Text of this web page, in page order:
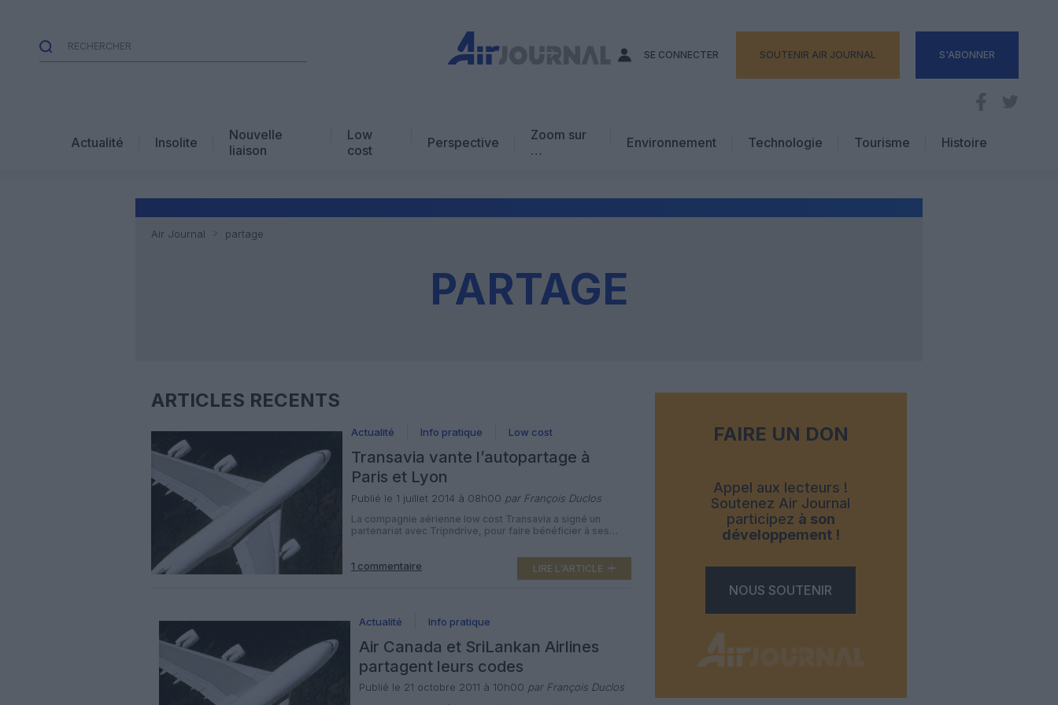
SE CONNECTER SOUTENIR AIR JOURNAL S'ABONNER
Actualité Insolite
Nouvelle
liaison
Low
cost
Perspective
Zoom sur
…
Vidéo
Environnement Technologie
Tourisme
Hôtellerie
Histoire
Air Journal partage
PARTAGE
ARTICLES RÉCENTS
Actualité Info pratique Low cost
Transavia vante l’autopartage à
Paris et Lyon
Publié le 1 juillet 2014 à 08h00 par François Duclos
La compagnie aérienne low cost Transavia a signé un
partenariat avec Tripndrive, pour faire bénéficier à ses
de Paris-Orly et Lyon-St Exupéry. La filiale spécialisée dans
le vol pas cher du groupe Air France-KLM vient de signer
un partenariat avec Tripndrive, le site d’autopartage pour
1 commentaire LIRE L'ARTICLE
Actualité Info pratique
Air Canada et SriLankan Airlines
partagent leurs codes
Publié le 21 octobre 2011 à 10h00 par François Duclos
FAIRE UN DON
Appel aux lecteurs !
Soutenez Air Journal
participez à son
développement !
NOUS SOUTENIR